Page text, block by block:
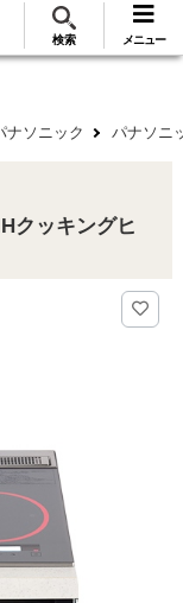
無料見積
検索 メニュー
ナソニック パナソニ
クッキングヒ